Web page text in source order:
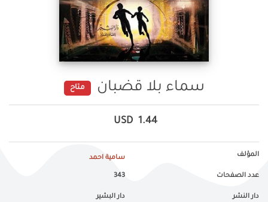
سماء بلا قضبان متاح
1.44
USD
المؤلف سامية احمد
عدد الصفحات 343
دار النشر دار البشير